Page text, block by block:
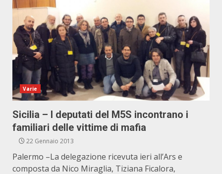
Varie
Sicilia – I deputati del M5S incontrano i
familiari delle vittime di mafia
22 Gennaio 2013
Palermo –La delegazione ricevuta ieri all’Ars e
composta da Nico Miraglia, Tiziana Ficalora,